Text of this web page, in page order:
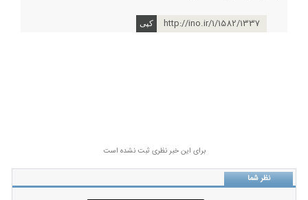
http://ino.ir/1/1582/1337
برای این خبر نظری ثبت نشده است
نظر شما